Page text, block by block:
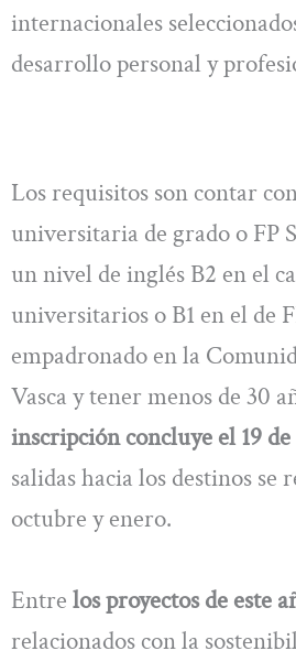
internacionales
desarrollo personal y
Los requisitos son contar
universitaria de grado o FP
un nivel de inglés B2 en el
universitarios o B1 en el de
empadronado en la
Vasca y tener menos de 30
inscripción concluye el 19
salidas hacia los destinos se
octubre y enero.
Entre los proyectos de este
relacionados con la